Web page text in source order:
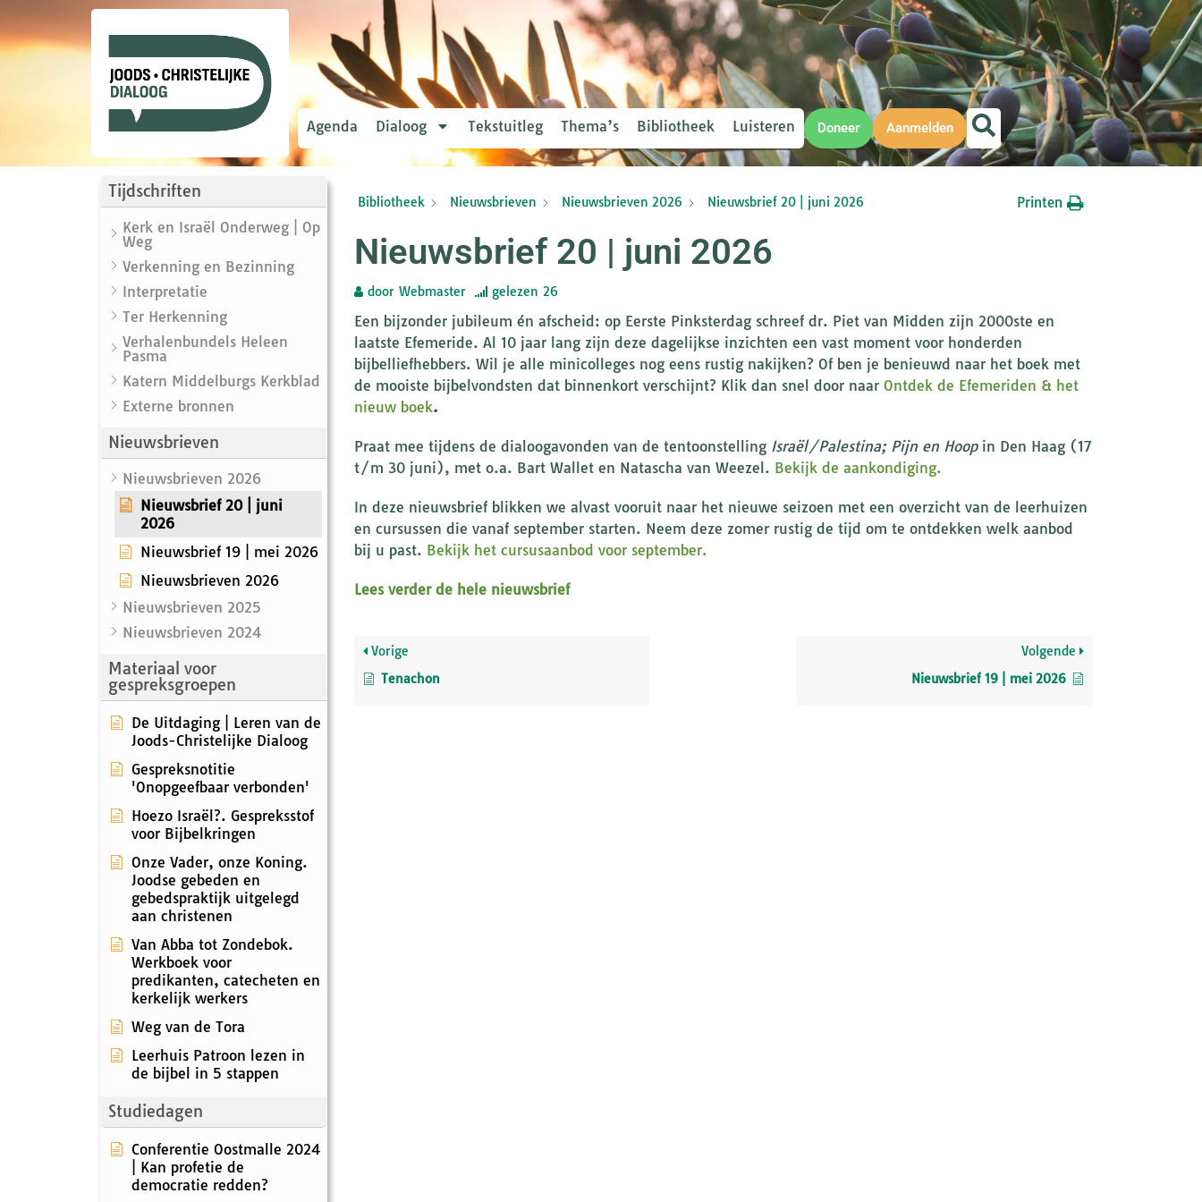
Agenda Dialoog Tekstuitleg Thema’s Bibliotheek Luisteren Doneer Aanmelden
Tijdschriften
Kerk en Israël Onderweg | Op
Weg
Verkenning en Bezinning
Interpretatie
Ter Herkenning
Verhalenbundels Heleen
Pasma
Katern Middelburgs Kerkblad
Externe bronnen
Nieuwsbrieven
Nieuwsbrieven 2026
Nieuwsbrief 20 | juni
2026
Nieuwsbrief 19 | mei 2026
Nieuwsbrieven 2026
Nieuwsbrieven 2025
Nieuwsbrieven 2024
Materiaal voor
gespreksgroepen
De Uitdaging | Leren van de
Joods-Christelijke Dialoog
Gespreksnotitie
'Onopgeefbaar verbonden'
Hoezo Israël?. Gespreksstof
voor Bijbelkringen
Onze Vader, onze Koning.
Joodse gebeden en
gebedspraktijk uitgelegd
aan christenen
Van Abba tot Zondebok.
Werkboek voor
predikanten, catecheten en
kerkelijk werkers
Weg van de Tora
Leerhuis Patroon lezen in
de bijbel in 5 stappen
Studiedagen
Conferentie Oostmalle 2024
| Kan profetie de
democratie redden?
Bibliotheek Nieuwsbrieven Nieuwsbrieven 2026 Nieuwsbrief 20 | juni 2026 Printen
Nieuwsbrief 20 | juni 2026
door Webmaster gelezen 26
Een bijzonder jubileum én afscheid: op Eerste Pinksterdag schreef dr. Piet van Midden zijn 2000ste en
laatste Efemeride. Al 10 jaar lang zijn deze dagelijkse inzichten een vast moment voor honderden
bijbelliefhebbers. Wil je alle minicolleges nog eens rustig nakijken? Of ben je benieuwd naar het boek met
de mooiste bijbelvondsten dat binnenkort verschijnt? Klik dan snel door naar Ontdek de Efemeriden & het
nieuw boek.
Praat mee tijdens de dialoogavonden van de tentoonstelling Israël/Palestina; Pijn en Hoopin Den Haag (17
t/m 30 juni), met o.a. Bart Wallet en Natascha van Weezel. Bekijk de aankondiging.
In deze nieuwsbrief blikken we alvast vooruit naar het nieuwe seizoen met een overzicht van de leerhuizen
en cursussen die vanaf september starten. Neem deze zomer rustig de tijd om te ontdekken welk aanbod
bij u past. Bekijk het cursusaanbod voor september.
Lees verder de hele nieuwsbrief
Vorige
Tenachon
Volgende
Nieuwsbrief 19 | mei 2026